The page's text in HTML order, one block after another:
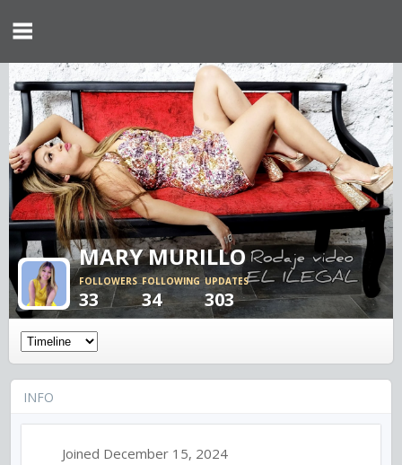
MARY MURILLO
FOLLOWERS
33
FOLLOWING
34
UPDATES
303
INFO
Joined December 15, 2024